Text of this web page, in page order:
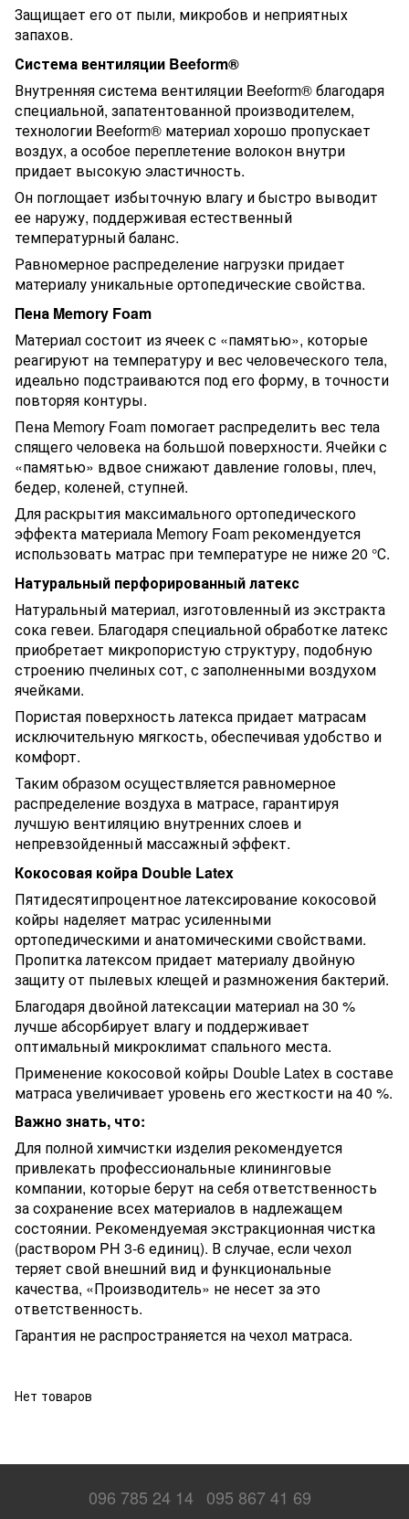
Защищает его от пыли, микробов и неприятных
запахов.
Система вентиляции Beeform®
Внутренняя система вентиляции Beeform® благодаря
специальной, запатентованной производителем,
технологии Beeform® материал хорошо пропускает
воздух, а особое переплетение волокон внутри
придает высокую эластичность.
Он поглощает избыточную влагу и быстро выводит
ее наружу, поддерживая естественный
температурный баланс.
Равномерное распределение нагрузки придает
материалу уникальные ортопедические свойства.
Пена Memory Foam
Материал состоит из ячеек с «памятью», которые
реагируют на температуру и вес человеческого тела,
идеально подстраиваются под его форму, в точности
повторяя контуры.
Пена Memory Foam помогает распределить вес тела
спящего человека на большой поверхности. Ячейки с
«памятью» вдвое снижают давление головы, плеч,
бедер, коленей, ступней.
Для раскрытия максимального ортопедического
эффекта материала Memory Foam рекомендуется
использовать матрас при температуре не ниже 20 °С.
Натуральный перфорированный латекс
Натуральный материал, изготовленный из экстракта
сока гевеи. Благодаря специальной обработке латекс
приобретает микропористую структуру, подобную
строению пчелиных сот, с заполненными воздухом
ячейками.
Пористая поверхность латекса придает матрасам
исключительную мягкость, обеспечивая удобство и
комфорт.
Таким образом осуществляется равномерное
распределение воздуха в матрасе, гарантируя
лучшую вентиляцию внутренних слоев и
непревзойденный массажный эффект.
Кокосовая койра Double Latex
Пятидесятипроцентное латексирование кокосовой
койры наделяет матрас усиленными
ортопедическими и анатомическими свойствами.
Пропитка латексом придает материалу двойную
защиту от пылевых клещей и размножения бактерий.
Благодаря двойной латексации материал на 30 %
лучше абсорбирует влагу и поддерживает
оптимальный микроклимат спального места.
Применение кокосовой койры Double Latex в составе
матраса увеличивает уровень его жесткости на 40 %.
Важно знать, что:
Для полной химчистки изделия рекомендуется
привлекать профессиональные клининговые
компании, которые берут на себя ответственность
за сохранение всех материалов в надлежащем
состоянии. Рекомендуемая экстракционная чистка
(раствором PH 3-6 единиц). В случае, если чехол
теряет свой внешний вид и функциональные
качества, «Производитель» не несет за это
ответственность.
Гарантия не распространяется на чехол матраса.
Нет товаров
096 785 24 14 095 867 41 69